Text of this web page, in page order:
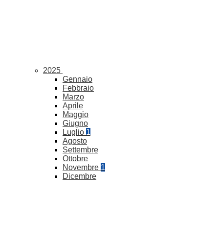
2025
Gennaio
Febbraio
Marzo
Aprile
Maggio
Giugno
Luglio 1
Agosto
Settembre
Ottobre
Novembre 1
Dicembre